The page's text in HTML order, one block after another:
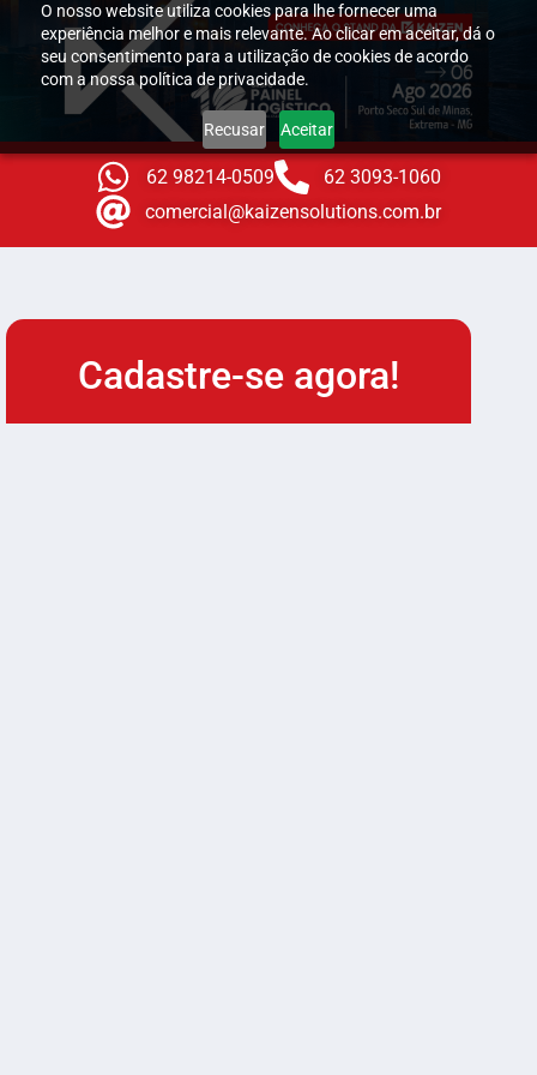
O nosso website utiliza cookies para lhe fornecer uma
experiência melhor e mais relevante. Ao clicar em aceitar, dá o
seu consentimento para a utilização de cookies de acordo
com a nossa política de privacidade.
Recusar Aceitar
62 98214-0509
62 3093-1060
comercial@kaizensolutions.com.br
Cadastre-se agora!